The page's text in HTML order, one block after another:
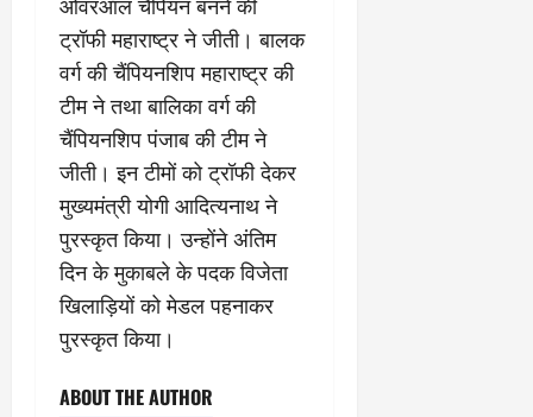
ट्रॉफी महाराष्ट्र ने जीती। बालक
वर्ग की चैंपियनशिप महाराष्ट्र की
टीम ने तथा बालिका वर्ग की
चैंपियनशिप पंजाब की टीम ने
जीती। इन टीमों को ट्रॉफी देकर
मुख्यमंत्री योगी आदित्यनाथ ने
पुरस्कृत किया। उन्होंने अंतिम
दिन के मुकाबले के पदक विजेता
खिलाड़ियों को मेडल पहनाकर
पुरस्कृत किया।
ABOUT THE AUTHOR